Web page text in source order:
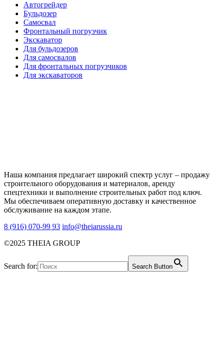
Автогрейдер
Бульдозер
Самосвал
Фронтальный погрузчик
Экскаватор
Для бульдозеров
Для самосвалов
Для фронтальных погрузчиков
Для экскаваторов
Наша компания предлагает широкий спектр услуг – продажу
строительного оборудования и материалов, аренду
спецтехники и выполнение строительных работ под ключ.
Мы обеспечиваем оперативную доставку и качественное
обслуживание на каждом этапе.
8 (916) 070-99 93 info@theiarussia.ru
©2025 THEIA GROUP
Search for: Search Button